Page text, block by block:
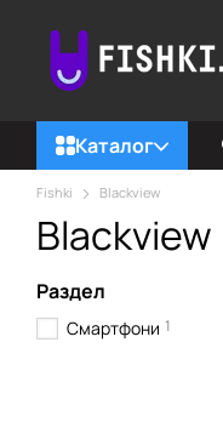
Каталог
Fishki Blackview
Blackview
Раздел
Смартфони 1